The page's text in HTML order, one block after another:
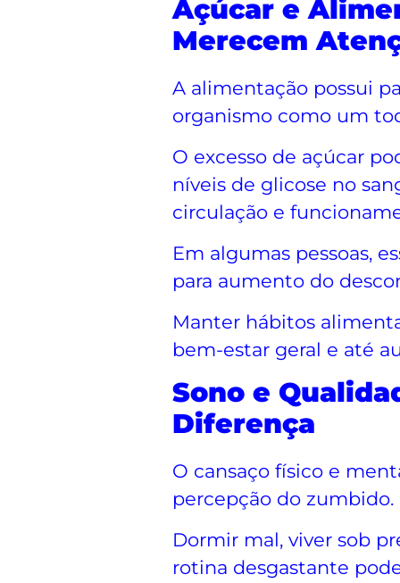
Açúcar e
Merecem
A alimentação possui
organismo como um
O excesso de açúcar
níveis de glicose no
circulação e
Em algumas pessoas,
para aumento do
Manter hábitos
bem-estar geral e até
Sono e
Diferença
O cansaço físico e
percepção do zumbido.
Dormir mal, viver sob
rotina desgastante